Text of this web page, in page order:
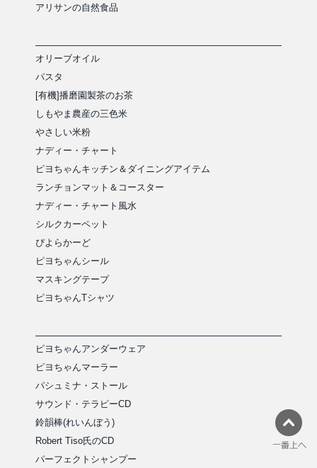
アリサンの自然食品
オリーブオイル
パスタ
[有機]播磨園製茶のお茶
しもやま農産の三色米
やさしい米粉
ナディー・チャート
ピヨちゃんキッチン＆ダイニングアイテム
ランチョンマット＆コースター
ナディー・チャート風水
シルクカーペット
ぴよらかーど
ピヨちゃんシール
マスキングテープ
ピヨちゃんTシャツ
ピヨちゃんアンダーウェア
ピヨちゃんマーラー
パシュミナ・ストール
サウンド・テラピーCD
鈴韻棒(れいんぼう)
Robert Tiso氏のCD
パーフェクトシャンプー